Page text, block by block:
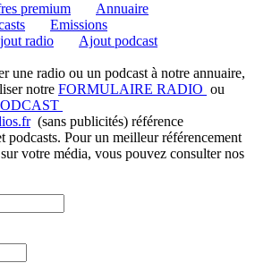
premium
Annuaire
Emissions
radio Ajout podcast
une radio ou un podcast à notre annuaire,
notre FORMULAIRE RADIO ou
(sans publicités) référence
podcasts. Pour un meilleur référencement
votre média, vous pouvez consulter nos